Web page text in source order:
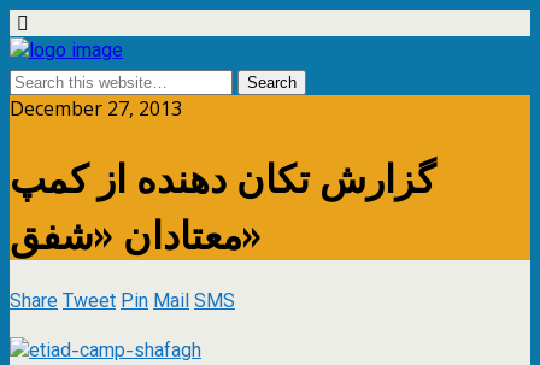
December 27, 2013
گزارش تکان دهنده از کمپ
معتادان «شفق»
ShareTweetPinMailSMS